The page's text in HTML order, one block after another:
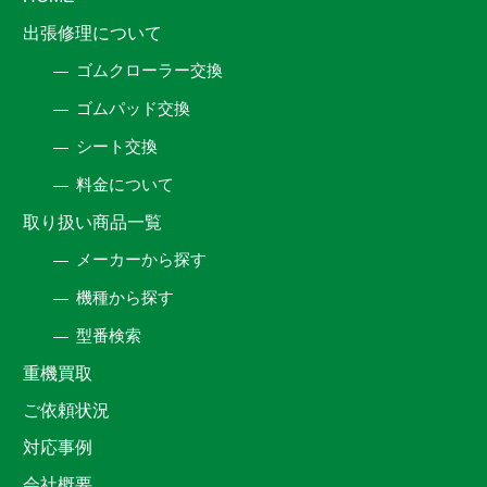
出張修理について
ゴムクローラー交換
ゴムパッド交換
シート交換
料金について
取り扱い商品一覧
メーカーから探す
機種から探す
型番検索
重機買取
ご依頼状況
対応事例